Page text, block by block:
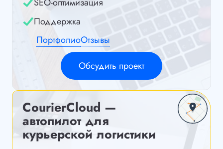
SEO-оптимизация
Поддержка
ПортфолиоОтзывы
Обсудить проект
CourierCloud —
автопилот для
курьерской логистики